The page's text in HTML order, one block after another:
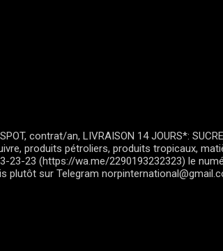
contrat/an, LIVRAISON 14 JOURS*:
produits pétroliers, produits tropicaux,
23-23 (https://wa.me/2290193232323) le
plutôt sur Telegram